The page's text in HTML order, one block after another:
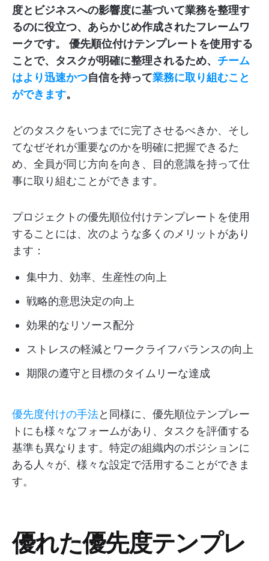
度とビジネスへの影響度に基づいて業務を整理す
るのに役立つ、あらかじめ作成されたフレームワ
ークです。
優先順位付けテンプレートを使用する
ことで、タスクが明確に整理されるため、 チーム
はより迅速かつ自信を持って業務に取り組むこと
ができます。
どのタスクをいつまでに完了させるべきか、そし
てなぜそれが重要なのかを明確に把握できるた
め、全員が同じ方向を向き、目的意識を持って仕
事に取り組むことができます。
プロジェクトの優先順位付けテンプレートを使用
することには、次のような多くのメリットがあり
ます：
集中力、効率、生産性の向上
戦略的意思決定の向上
効果的なリソース配分
ストレスの軽減とワークライフバランスの向上
期限の遵守と目標のタイムリーな達成
優先度付けの手法と同様に、優先順位テンプレー
トにも様々なフォームがあり、タスクを評価する
基準も異なります。特定の組織内のポジションに
ある人々が、様々な設定で活用することができま
す。
優れた優先度テンプレ